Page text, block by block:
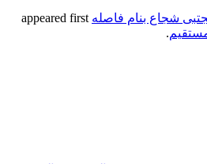
شجاع بنام فاصله appeared first
مستقیم.